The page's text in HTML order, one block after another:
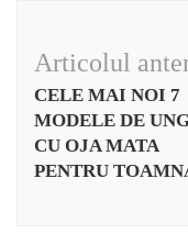
în
articole
Articolul
CELE MAI NOI 7
MODELE DE
CU OJA MATA
PENTRU